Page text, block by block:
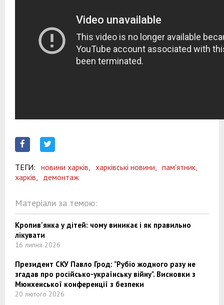
ТЕГИ: новини харків, харківські новини,
пам'ятник,
харків,
демонтаж
Матеріали за темою:
Кропив'янка у дітей: чому виникає і як правильно
лікувати
16 липня 2026
Президент СКУ Павло Грод: "Рубіо жодного разу не
згадав про російсько-українську війну". Висновки з
Мюнхенської конференції з безпеки
20 лютого 2026